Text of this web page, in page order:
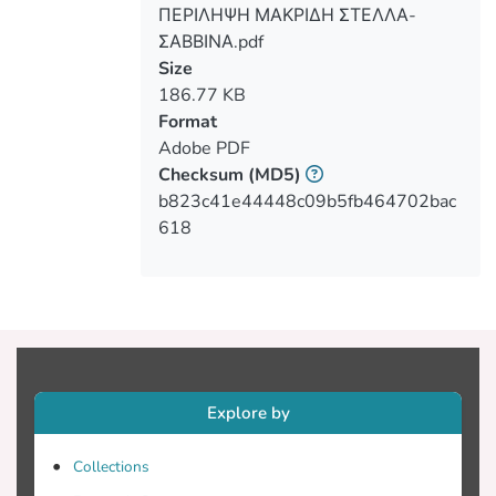
μας για αυτήν. Η γνώση μας για τον
κόσμο είναι διαμεσολαβημένη, αφού τα
Μέσα αποφασίζουν ποιες πληροφορίες
θα προβάλουν και πώς. Μέρος της
κριτικής στα ΜΜΕ αφορά στο ότι
οδηγούν στην τυποποίηση, την
δημιουργία στερεοτύπων και την
περιθωριοποίηση των γυναικών
(Tuchman et al, 1978), ενδυναμώνοντας
θέματος. Στόχο της παρούσας έρευνας
αποτελεί η διερεύνηση του τρόπου με
τον οποίο η γυναίκα προβάλλεται από
ΠΕΡΙΛΗΨΗ ΜΑΚΡΙΔΗ ΣΤΕΛΛΑ-
ΣΑΒΒΙΝΑ.pdf
Size
186.77 KB
Format
Adobe PDF
Checksum (MD5)
b823c41e44448c09b5fb464702bac
618
Explore by
Collections